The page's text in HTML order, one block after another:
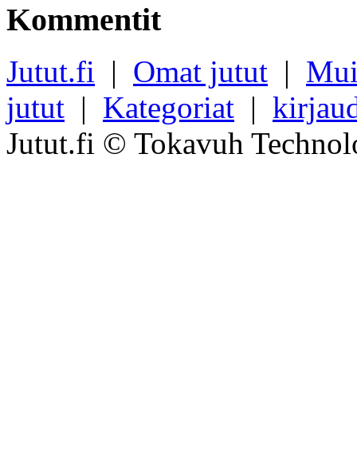
Kommentit
Jutut.fi | Omat jutut |
jutut | Kategoriat |
Jutut.fi © Tokavuh